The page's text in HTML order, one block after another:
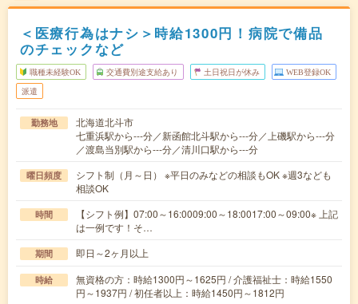
＜医療行為はナシ＞時給1300円！病院で備品
のチェックなど
職種未経験OK 交通費別途支給あり 土日祝日が休み WEB登録OK
派遣
勤務地
北海道北斗市
七重浜駅から---分／新函館北斗駅から---分／上磯駅から---分
／渡島当別駅から---分／清川口駅から---分
曜日頻度
シフト制（月～日） ※平日のみなどの相談もOK ※週3なども
相談OK
時間
【シフト例】07:00～16:0009:00～18:0017:00～09:00※ 上記
は一例です！そ…
期間 即日～2ヶ月以上
時給
無資格の方：時給1300円～1625円 / 介護福祉士：時給1550
円～1937円 / 初任者以上：時給1450円～1812円